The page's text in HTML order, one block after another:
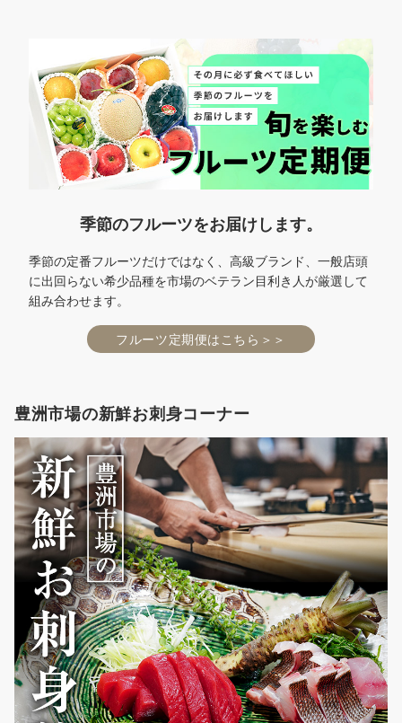
季節のフルーツをお届けします。
季節の定番フルーツだけではなく、高級ブランド、一般店頭
に出回らない希少品種を市場のベテラン目利き人が厳選して
組み合わせます。
フルーツ定期便はこちら＞＞
豊洲市場の新鮮お刺身コーナー